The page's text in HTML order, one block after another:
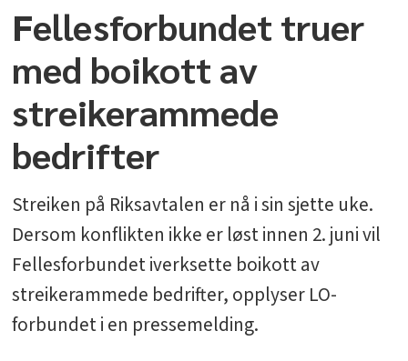
Fellesforbundet truer
med boikott av
streikerammede
bedrifter
Streiken på Riksavtalen er nå i sin sjette uke.
Dersom konflikten ikke er løst innen 2. juni vil
Fellesforbundet iverksette boikott av
streikerammede bedrifter, opplyser LO-
forbundet i en pressemelding.